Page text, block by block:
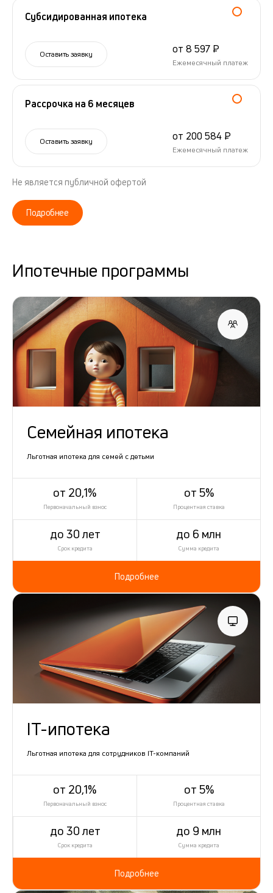
Субсидированная ипотека
Оставить заявку от 8 597 ₽
Ежемесячный платеж
Рассрочка на 6 месяцев
Оставить заявку от 200 584 ₽
Ежемесячный платеж
Не является публичной офертой
Подробнее
Ипотечные программы
Семейная ипотека
Льготная ипотека для семей с детьми
от 20,1%
Первоначальный взнос
от 5%
Процентная ставка
до 30 лет
Срок кредита
до 6 млн
Сумма кредита
Подробнее
IT-ипотека
Льготная ипотека для сотрудников IT-компаний
от 20,1%
Первоначальный взнос
от 5%
Процентная ставка
до 30 лет
Срок кредита
до 9 млн
Сумма кредита
Подробнее